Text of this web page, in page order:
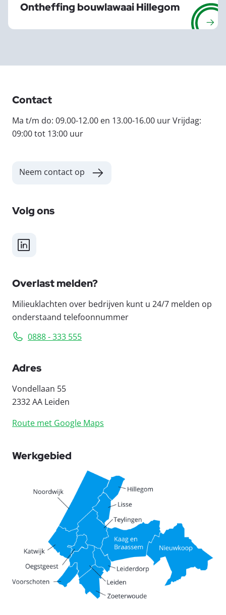
Ontheffing bouwlawaai Hillegom
Contact
Ma t/m do: 09.00-12.00 en 13.00-16.00 uur Vrijdag:
09:00 tot 13:00 uur
Neem contact op
Volg ons
LinkedIn
Overlast melden?
Milieuklachten over bedrijven kunt u 24/7 melden op
onderstaand telefoonnummer
0888 - 333 555
Adres
Vondellaan 55
2332 AA Leiden
Route met Google Maps
Werkgebied